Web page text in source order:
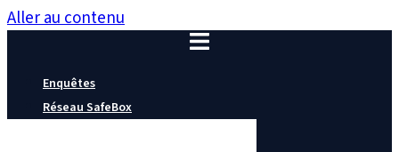
Aller au contenu
Enquêtes
Réseau SafeBox